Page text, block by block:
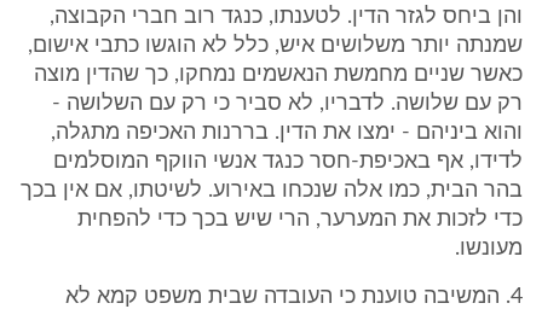
והן ביחס לגזר הדין. לטענתו, כנגד רוב חברי הקבוצה,
שמנתה יותר משלושים איש, כלל לא הוגשו כתבי אישום,
כאשר שניים מחמשת הנאשמים נמחקו, כך שהדין מוצה
רק עם שלושה. לדבריו, לא סביר כי רק עם השלושה -
והוא ביניהם - ימצו את הדין. בררנות האכיפה מתגלה,
לדידו, אף באכיפת-חסר כנגד אנשי הווקף המוסלמים
בהר הבית, כמו אלה שנכחו באירוע. לשיטתו, אם אין בכך
כדי לזכות את המערער, הרי שיש בכך כדי להפחית
מעונשו.
4. המשיבה טוענת כי העובדה שבית משפט קמא לא